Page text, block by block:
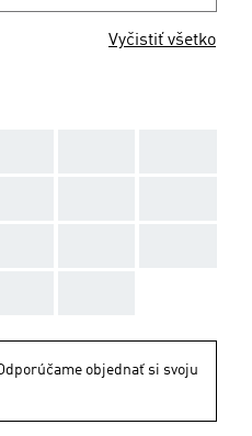
Vyčistiť všetko
objednať si svoju